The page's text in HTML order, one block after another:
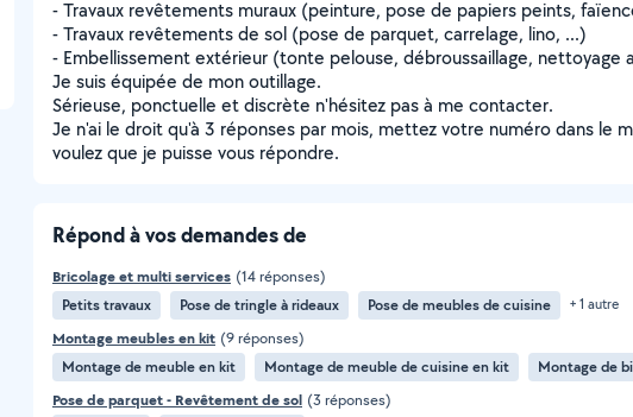
- Travaux revêtements muraux (peinture, pose de papiers peints,
- Travaux revêtements de sol (pose de parquet, carrelage, lino, ...)
- Embellissement extérieur (tonte pelouse, débroussaillage, nettoyage
Je suis équipée de mon outillage.
Sérieuse, ponctuelle et discrète n'hésitez pas à me contacter.
Je n'ai le droit qu'à 3 réponses par mois, mettez votre numéro dans le
voulez que je puisse vous répondre.
Répond à vos demandes de
Bricolage et multi services (14 réponses)
Petits travaux
Pose de tringle à rideaux Pose de meubles de cuisine + 1 autre
Montage meubles en kit (9 réponses)
Montage de meuble en kit
Montage de meuble de cuisine en kit
Montage de
Pose de parquet - Revêtement de sol (3 réponses)